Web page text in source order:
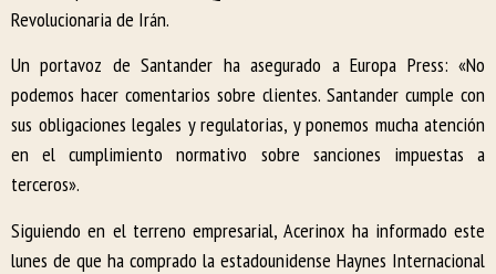
Revolucionaria de Irán.
Un portavoz de Santander ha asegurado a Europa Press: «No
podemos hacer comentarios sobre clientes. Santander cumple con
sus obligaciones legales y regulatorias, y ponemos mucha atención
en el cumplimiento normativo sobre sanciones impuestas a
terceros».
Siguiendo en el terreno empresarial, Acerinox ha informado este
lunes de que ha comprado la estadounidense Haynes Internacional